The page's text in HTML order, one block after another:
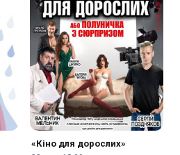
«Кіно для дорослих»